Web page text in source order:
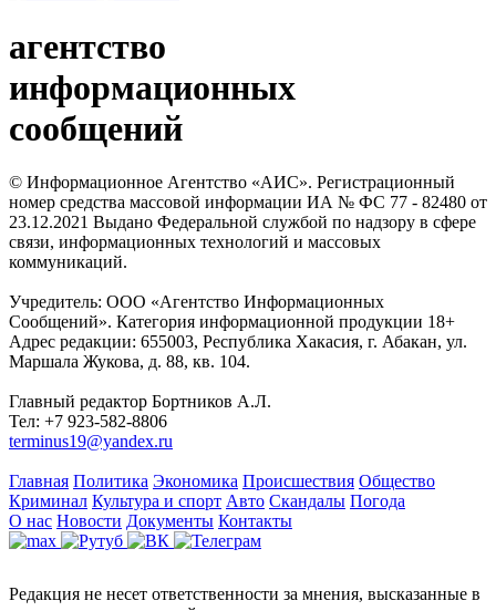
агентство
информационных
сообщений
© Информационное Агентство «АИС». Регистрационный
номер средства массовой информации ИА № ФС 77 - 82480 от
23.12.2021 Выдано Федеральной службой по надзору в сфере
связи, информационных технологий и массовых
коммуникаций.
Учредитель: ООО «Агентство Информационных
Сообщений». Категория информационной продукции 18+
Адрес редакции: 655003, Республика Хакасия, г. Абакан, ул.
Маршала Жукова, д. 88, кв. 104.
Главный редактор Бортников А.Л.
Тел: +7 923-582-8806
terminus19@yandex.ru
Главная Политика Экономика Происшествия Общество
Криминал Культура и спорт Авто Скандалы Погода
О нас Новости Документы Контакты
Редакция не несет ответственности за мнения, высказанные в